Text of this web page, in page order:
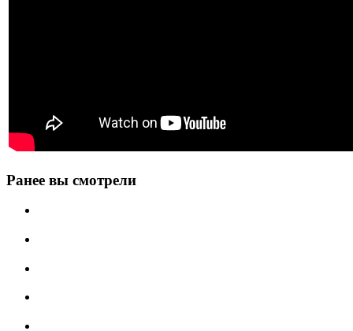
Ранее вы смотрели